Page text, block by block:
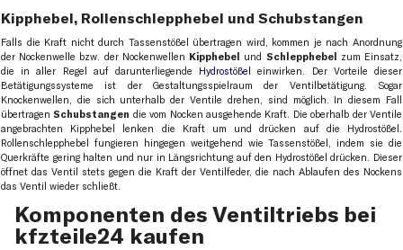
Kipphebel, Rollenschlepphebel und Schubstangen
Falls die Kraft nicht durch Tassenstößel übertragen wird, kommen je nach Anordnung
der Nockenwelle bzw. der Nockenwellen Kipphebel und Schlepphebel zum Einsatz,
die in aller Regel auf darunterliegende Hydrostößel einwirken. Der Vorteile dieser
Betätigungssysteme ist der Gestaltungsspielraum der Ventilbetätigung. Sogar
Knockenwellen, die sich unterhalb der Ventile drehen, sind möglich. In diesem Fall
übertragenSchubstangen die vom Nocken ausgehende Kraft. Die oberhalb der Ventile
angebrachten Kipphebel lenken die Kraft um und drücken auf die Hydrostößel.
Rollenschlepphebel fungieren hingegen weitgehend wie Tassenstößel, indem sie die
Querkräfte gering halten und nur in Längsrichtung auf den Hydrostößel drücken. Dieser
öffnet das Ventil stets gegen die Kraft der Ventilfeder, die nach Ablaufen des Nockens
das Ventil wieder schließt.
Komponenten des Ventiltriebs bei
kfzteile24 kaufen